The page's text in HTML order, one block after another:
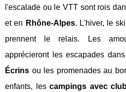
l'escalade ou le VTT sont rois
et en Rhône-Alpes. L'hiver, le
prennent le relais. Les
apprécieront les escapades
Écrins ou les promenades au
enfants, lescampings avec